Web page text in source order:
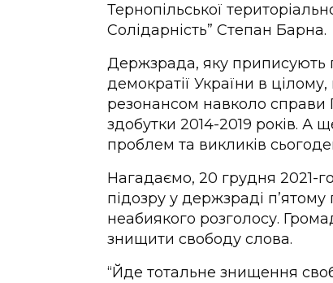
Тернопільської
Солідарність” Степан Барна.
Держзрада, яку приписують
демократії України в
резонансом навколо
здобутки 2014-2019 років. А
проблем та викликів
Нагадаємо, 20 грудня 2021-
підозру у держзраді
неабиякого розголосу.
знищити свободу слова.
“Йде тотальне знищення